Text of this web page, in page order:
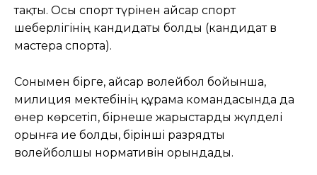
тақты. Осы спорт түрінен Қайсар спорт
шеберлігінің кандидаты болды (кандидат в
мастера спорта).
Сонымен бірге, Қайсар волейбол бойынша,
милиция мектебінің құрама командасында да
өнер көрсетіп, бірнеше жарыстарды жүлделі
орынға ие болды, бірінші разрядты
волейболшы нормативін орындады.